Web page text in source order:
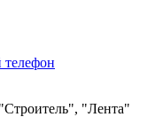
"Лента"